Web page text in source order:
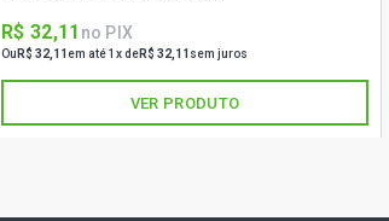
R$ 32,11 no PIX
Ou R$ 32,11em até 1x deR$ 32,11 sem juros
VER PRODUTO